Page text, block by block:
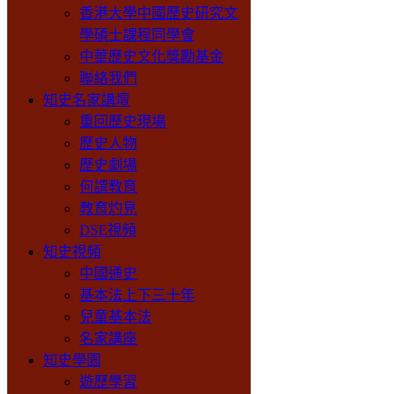
香港大學中國歷史研究文
學碩士課程同學會
中華歷史文化獎勵基金
聯絡我們
知史名家講壇
重回歷史現場
歷史人物
歷史劇場
何謂教育
教育灼見
DSE視頻
知史視頻
中國通史
基本法上下三十年
兒童基本法
名家講座
知史學園
遊歷學習